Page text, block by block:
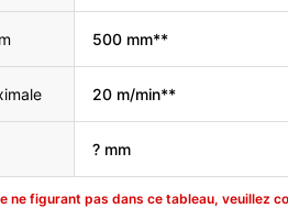
500 mm**
20 m/min**
? mm
ne figurant pas dans ce tableau, veuillez